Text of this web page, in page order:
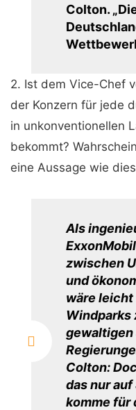
Colton.
2. Ist dem Vice-Chef
der Konzern für jede
in unkonventionellen
bekommt?
eine Aussage wie
Als
zwischen
und
wäre leicht
Windparks
gewaltigen
Colton:
das nur
komme für